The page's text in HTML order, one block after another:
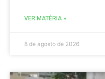
VER MATÉRIA »
8 de agosto de 2026